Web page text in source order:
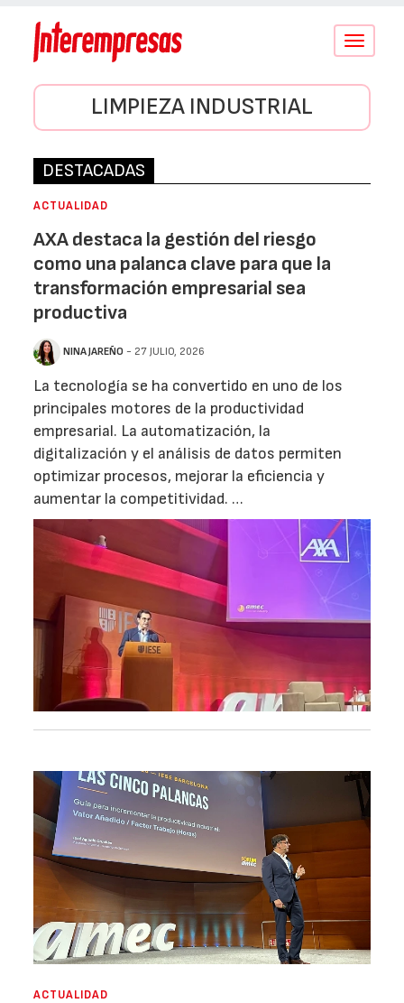
Conmutar
LIMPIEZA INDUSTRIAL
DESTACADAS
ACTUALIDAD
AXA destaca la gestión del riesgo
como una palanca clave para que la
transformación empresarial sea
productiva
NINA JAREÑO - 27 JULIO, 2026
La tecnología se ha convertido en uno de los
principales motores de la productividad
empresarial. La automatización, la
digitalización y el análisis de datos permiten
optimizar procesos, mejorar la eficiencia y
aumentar la competitividad. …
ACTUALIDAD